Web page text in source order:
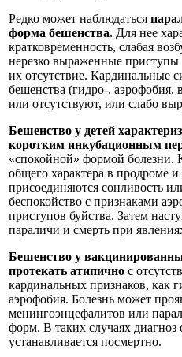
Редко может наблюдаться
форма бешенства. Для нее
кратковременность, слабая
нерезко выраженные приступы
их отсутствие. Кардинальные
бешенства (гидро-, аэрофобия,
или отсутствуют, или слабо
Бешенство у детей
коротким инкубационным
«спокойной» формой болезни.
общего характера в продроме
присоединяются сонливость
беспокойство с признаками
приступов буйства. Затем
параличи и смерть при
Бешенство у
протекать атипично с
кардинальных признаков, как
аэрофобия. Болезнь может
менингоэнцефалитов или
форм. В таких случаях диагноз
устанавливается посмертно.